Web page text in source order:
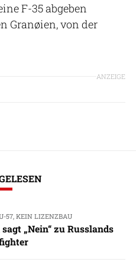
F-35 abgeben
Granøien, von der
ANZEIGE
57, KEIN LIZENZBAU
„Nein“ zu Russlands